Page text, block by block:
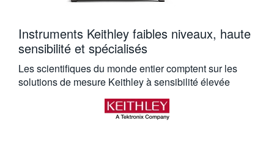
Instruments Keithley faibles niveaux, haute
sensibilité et spécialisés
Les scientifiques du monde entier comptent sur les
solutions de mesure Keithley à sensibilité élevée